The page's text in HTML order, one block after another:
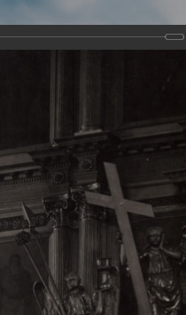
Земли
Сайт создан по
и
Галерея